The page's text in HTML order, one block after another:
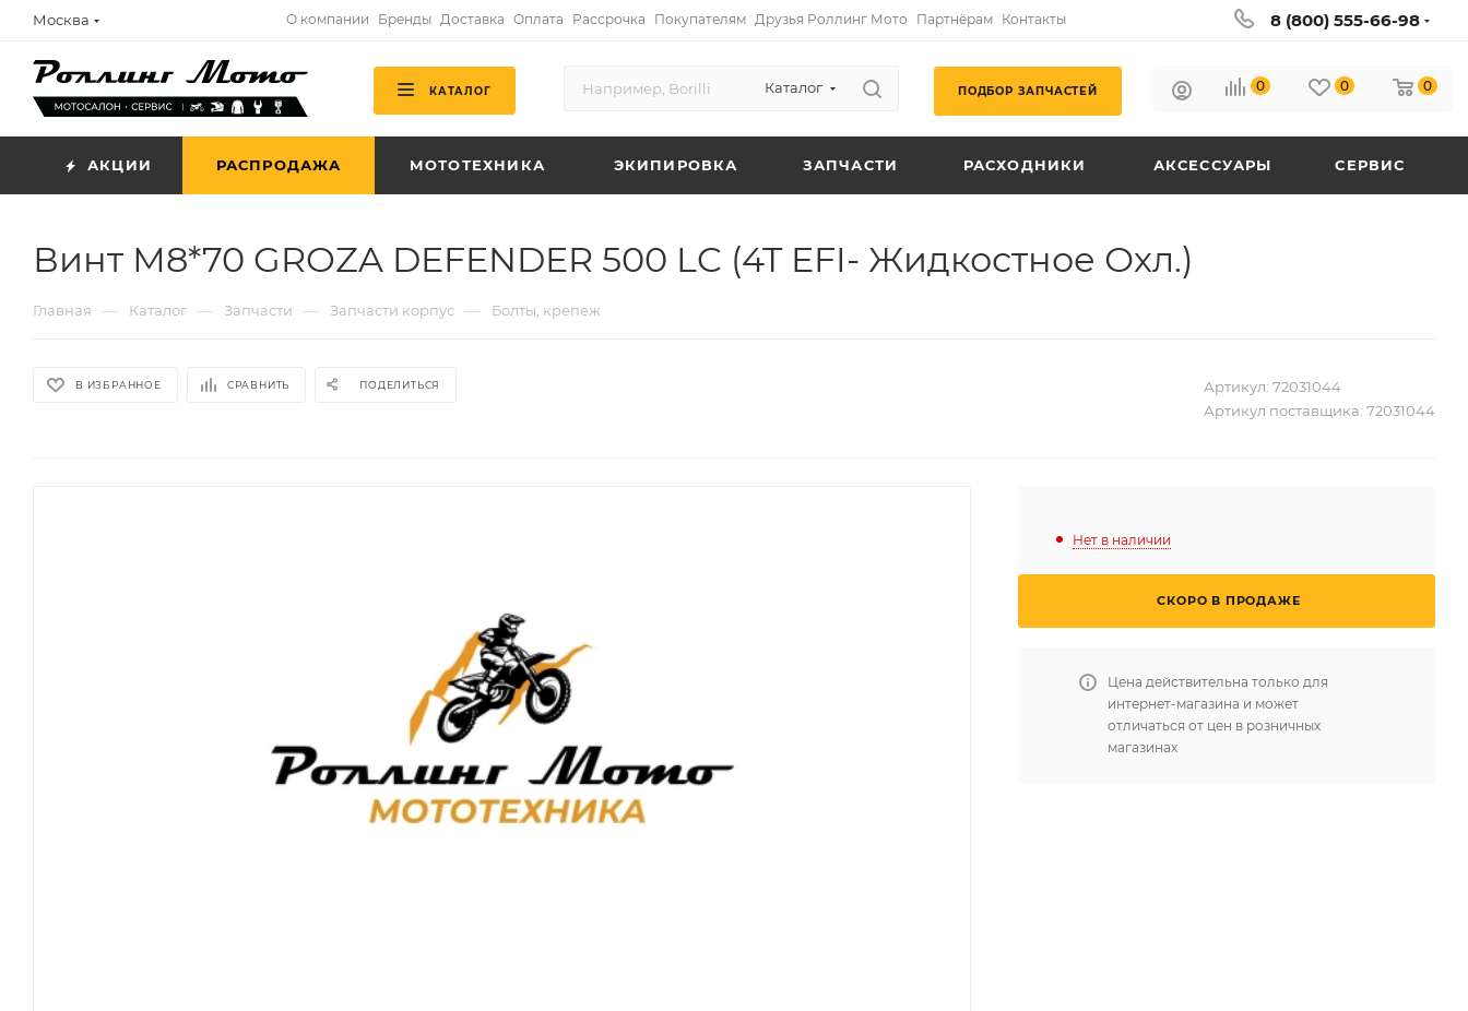
Москва О компании Бренды Доставка Оплата Рассрочка Покупателям Друзья Роллинг Мото Партнёрам Контакты 8 (800) 555-66-98
КАТАЛОГ Каталог ПОДБОР ЗАПЧАСТЕЙ 0 0 0
АКЦИИ РАСПРОДАЖА МОТОТЕХНИКА ЭКИПИРОВКА ЗАПЧАСТИ РАСХОДНИКИ АКСЕССУАРЫ СЕРВИС
Винт М8*70 GROZA DEFENDER 500 LC (4T EFI- Жидкостное Охл.)
Главная — Каталог — Запчасти — Запчасти корпус — Болты, крепеж
В ИЗБРАННОЕ СРАВНИТЬ ПОДЕЛИТЬСЯ Артикул: 72031044
Артикул поставщика: 72031044
Нет в наличии
СКОРО В ПРОДАЖЕ
Цена действительна только для
интернет-магазина и может
отличаться от цен в розничных
магазинах